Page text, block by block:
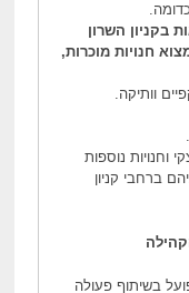
בקניון השרון
למצוא חנויות מוכרות,
וותיקה.
וחנויות נוספות
ברחבי קניון
בשיתוף פעולה